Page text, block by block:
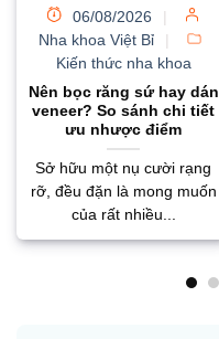
06/08/2026
Nha khoa Việt Bỉ
Kiến thức nha khoa
[Refresh] Viêm khớp thái
dương hàm khám ở đâu
Hà Nội? Cách điều trị dứt
điểm không lo lệch mặt
Những cơn đau buốt vùng
sát tai, mỏi cơ hàm khi ăn